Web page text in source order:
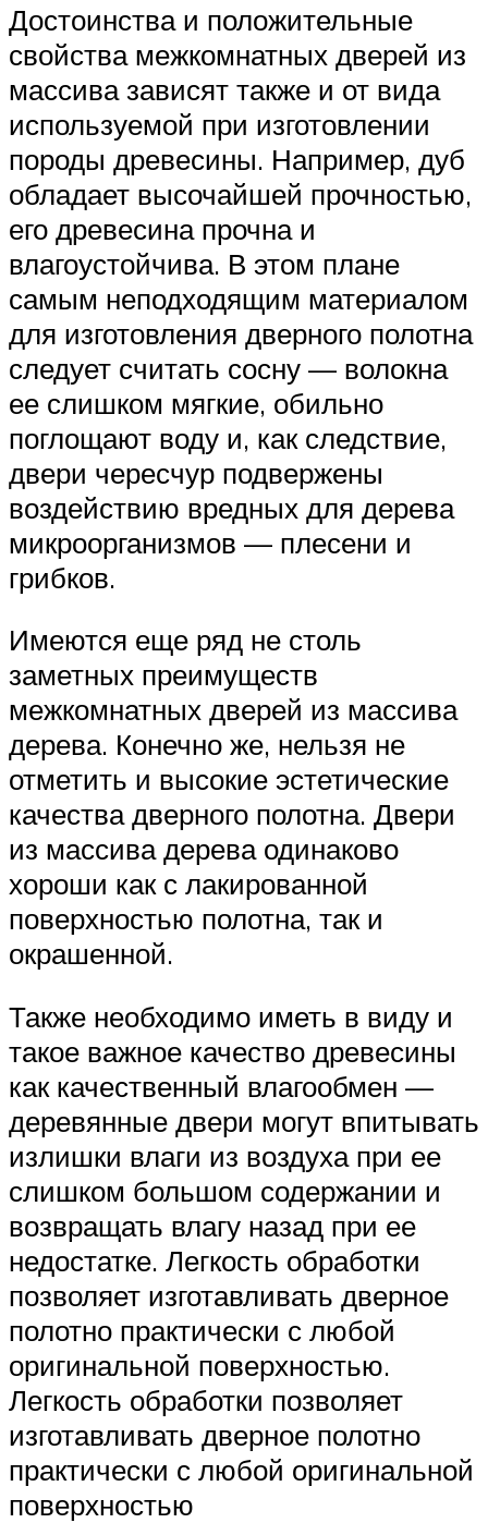
Достоинства и положительные
свойства межкомнатных дверей из
массива зависят также и от вида
используемой при изготовлении
породы древесины. Например, дуб
обладает высочайшей прочностью,
его древесина прочна и
влагоустойчива. В этом плане
самым неподходящим материалом
для изготовления дверного полотна
следует считать сосну — волокна
ее слишком мягкие, обильно
поглощают воду и, как следствие,
двери чересчур подвержены
воздействию вредных для дерева
микроорганизмов — плесени и
грибков.
Имеются еще ряд не столь
заметных преимуществ
межкомнатных дверей из массива
дерева. Конечно же, нельзя не
отметить и высокие эстетические
качества дверного полотна. Двери
из массива дерева одинаково
хороши как с лакированной
поверхностью полотна, так и
окрашенной.
Также необходимо иметь в виду и
такое важное качество древесины
как качественный влагообмен —
деревянные двери могут впитывать
излишки влаги из воздуха при ее
слишком большом содержании и
возвращать влагу назад при ее
недостатке. Легкость обработки
позволяет изготавливать дверное
полотно практически с любой
оригинальной поверхностью.
Легкость обработки позволяет
изготавливать дверное полотно
практически с любой оригинальной
поверхностью